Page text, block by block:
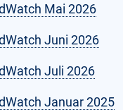
Mai 2026
Juni 2026
Juli 2026
Januar 2025